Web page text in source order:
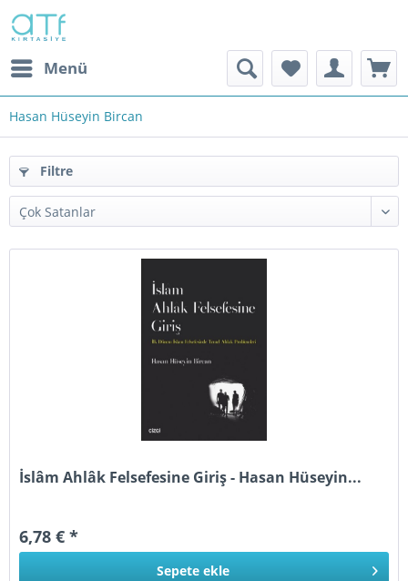
Menü
Hasan Hüseyin Bircan
Filtre
İslâm Ahlâk Felsefesine Giriş - Hasan Hüseyin...
6,78 € *
Sepete ekle